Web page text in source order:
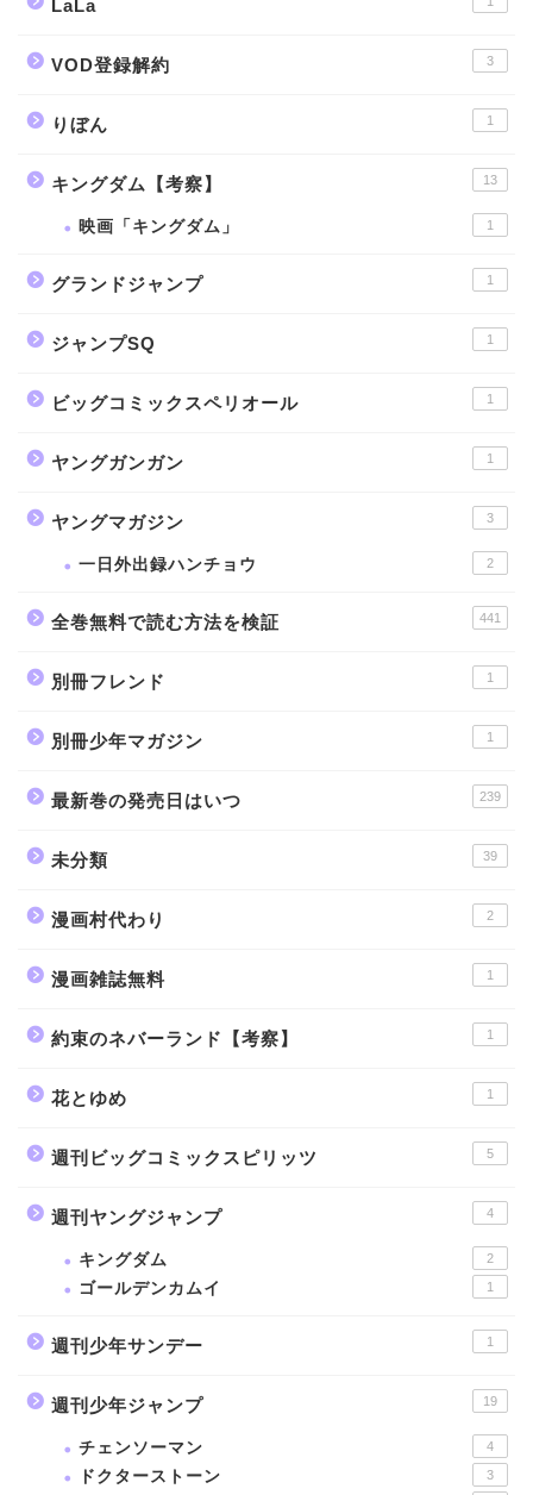
LaLa
VOD登録解約 3
りぼん 1
キングダム【考察】 13
映画「キングダム」 1
グランドジャンプ 1
ジャンプSQ 1
ビッグコミックスペリオール 1
ヤングガンガン 1
ヤングマガジン 3
一日外出録ハンチョウ 2
全巻無料で読む方法を検証 441
別冊フレンド 1
別冊少年マガジン 1
最新巻の発売日はいつ 239
未分類 39
漫画村代わり 2
漫画雑誌無料 1
約束のネバーランド【考察】 1
花とゆめ 1
週刊ビッグコミックスピリッツ 5
週刊ヤングジャンプ 4
キングダム 2
ゴールデンカムイ 1
週刊少年サンデー 1
週刊少年ジャンプ 19
チェンソーマン 4
ドクターストーン 3